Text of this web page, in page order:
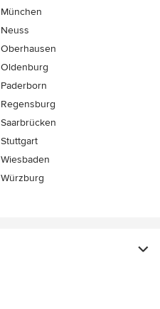
München
Neuss
Oberhausen
Oldenburg
Paderborn
Regensburg
Saarbrücken
Stuttgart
Wiesbaden
Würzburg